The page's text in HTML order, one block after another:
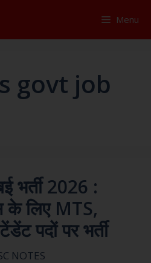
Menu
govt job
भर्ती 2026 :
के लिए MTS,
पदों पर भर्ती
NOTES